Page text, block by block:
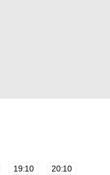
19:10
20:10